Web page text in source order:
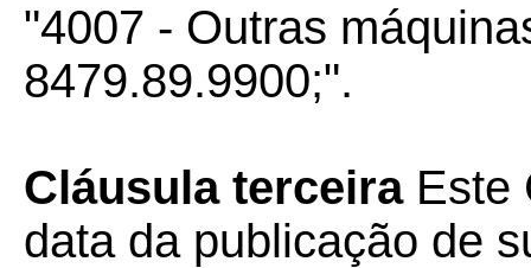
"4007 - Outras
8479.89.9900;".
Cláusula terceiraEste
data da publicação de